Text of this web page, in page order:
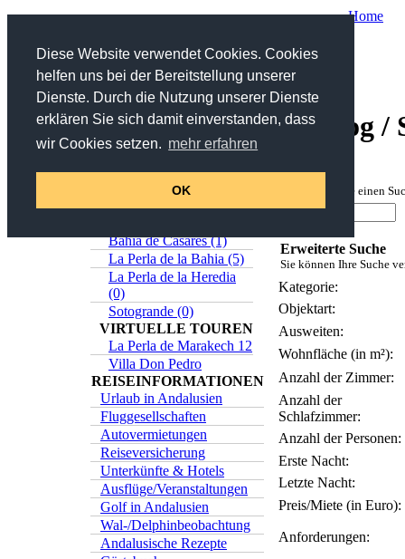
Diese Website verwendet Cookies. Cookies
helfen uns bei der Bereitstellung unserer
Dienste. Durch die Nutzung unserer Dienste
erklären Sie sich damit einverstanden, dass
wir Cookies setzen. mehr erfahren
OK
Home
Suche
in Titel und Beschreibung
Erweiterte Suche
Online-Katalog
Estepona (5)
Bahia de Casares (1)
La Perla de la Bahia (5)
La Perla de la Heredia
(0)
Sotogrande (0)
VIRTUELLE TOUREN
La Perla de Marakech 12
Villa Don Pedro
REISEINFORMATIONEN
Urlaub in Andalusien
Fluggesellschaften
Autovermietungen
Reiseversicherung
Unterkünfte & Hotels
Ausflüge/Veranstaltungen
Golf in Andalusien
Wal-/Delphinbeobachtung
Andalusische Rezepte
Katalog /
Suche
Geben Sie bitte einen
Erweiterte Suche
Sie können Ihre Suche
Kategorie:
Objektart:
Ausweiten:
Wohnfläche (in m²):
Anzahl der Zimmer:
Anzahl der
Schlafzimmer:
Anzahl der Personen:
Erste Nacht:
Letzte Nacht:
Preis/Miete (in Euro):
Anforderungen: